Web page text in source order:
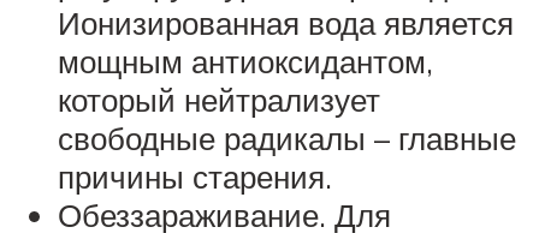
Ионизированная вода является
мощным антиоксидантом,
который нейтрализует
свободные радикалы – главные
причины старения.
Обеззараживание. Для